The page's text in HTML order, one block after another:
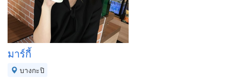
มาร์กี้
บางกะปิ